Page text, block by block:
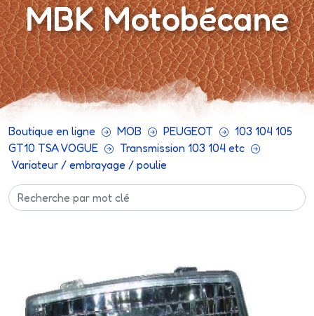
MBK Motobécane
Boutique en ligne MOB PEUGEOT
103 104 105
GT10 TSA VOGUE
Transmission 103 104 etc
Variateur / embrayage / poulie